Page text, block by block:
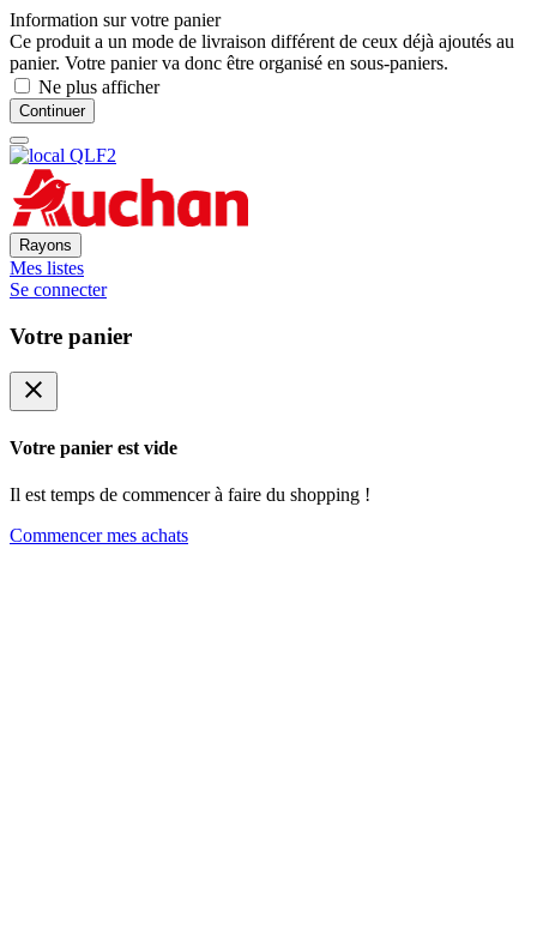
Information sur votre panier
Ce produit a un mode de livraison différent de ceux déjà ajoutés au
panier. Votre panier va donc être organisé en sous-paniers.
Ne plus afficher
Continuer
Rayons
Mes listes
Se connecter
Votre panier
close
Votre panier est vide
Il est temps de commencer à faire du shopping !
Commencer mes achats